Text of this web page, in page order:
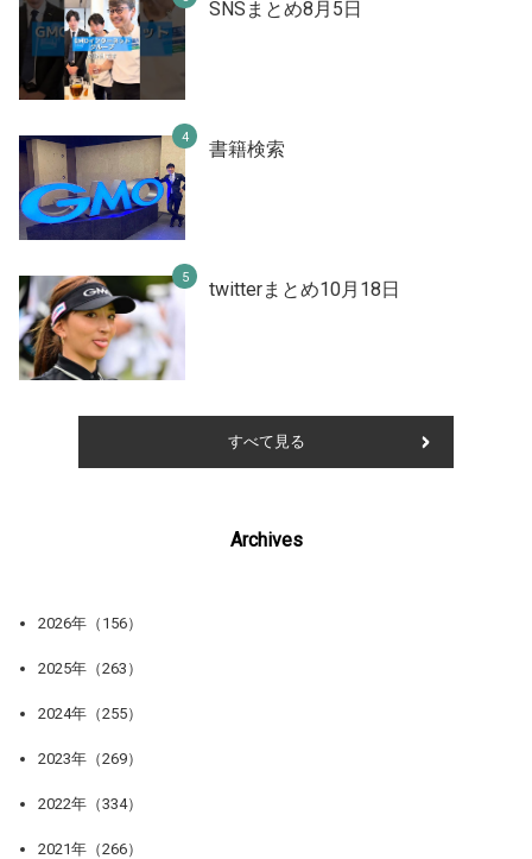
SNSまとめ8月5日
書籍検索
twitterまとめ10月18日
すべて見る
Archives
2026年（156）
2025年（263）
2024年（255）
2023年（269）
2022年（334）
2021年（266）